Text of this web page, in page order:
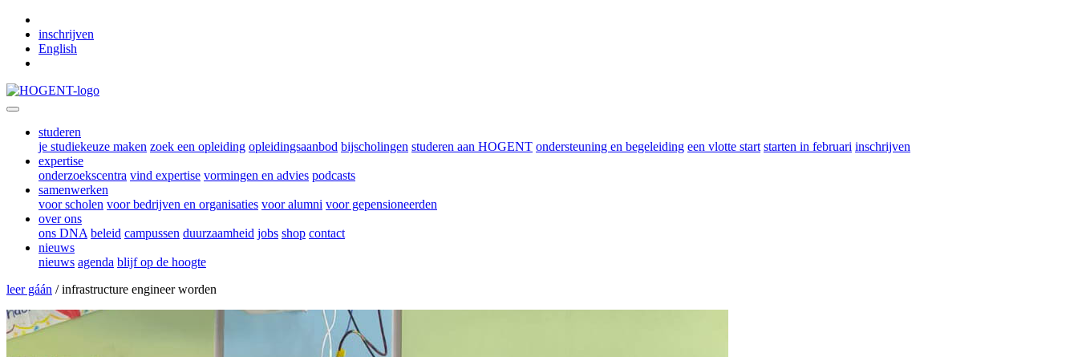
inschrijven
English
studeren
je studiekeuze maken zoek een opleiding opleidingsaanbod bijscholingen studeren aan HOGENT ondersteuning en begeleiding een vlotte start starten in februari inschrijven
expertise
onderzoekscentra vind expertise vormingen en advies podcasts
samenwerken
voor scholen voor bedrijven en organisaties voor alumni voor gepensioneerden
over ons
ons DNA beleid campussen duurzaamheid jobs shop contact
nieuws
nieuws agenda blijf op de hoogte
leer gáán / infrastructure engineer worden